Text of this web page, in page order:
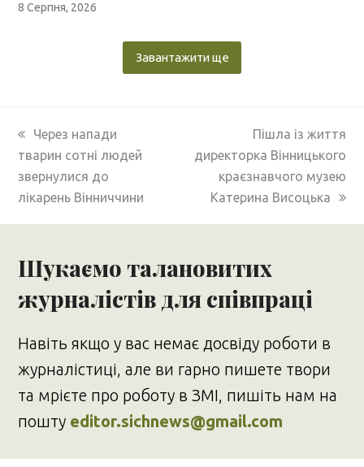
8 Серпня, 2026
Завантажити ще
previous
post:
Через напади
тварин сотні людей
звернулися до
лікарень Вінниччини
next
post:
Пішла із життя
директорка Вінницького
краєзнавчого музею
Катерина Висоцька
Шукаємо талановитих
журналістів для співпраці
Навіть якщо у вас немає досвіду роботи в
журналістиці, але ви гарно пишете твори
та мрієте про роботу в ЗМІ, пишіть нам на
пошту editor.sichnews@gmail.com